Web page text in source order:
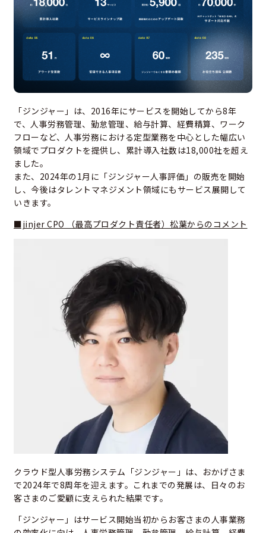
「ジンジャー」は、2016年にサービスを開始してから8年
で、人事労務管理、勤怠管理、給与計算、経費精算、ワーク
フローなど、人事労務における定型業務を中心とした幅広い
領域でプロダクトを提供し、累計導入社数は18,000社を超え
ました。
また、2024年の1月に「ジンジャー人事評価」の販売を開始
し、今後はタレントマネジメント領域にもサービス展開して
いきます。
■jinjer CPO （最高プロダクト責任者）松葉からのコメント
クラウド型人事労務システム「ジンジャー」は、おかげさま
で2024年で8周年を迎えます。これまでの発展は、日々のお
客さまのご愛顧に支えられた結果です。
「ジンジャー」はサービス開始当初からお客さまの人事業務